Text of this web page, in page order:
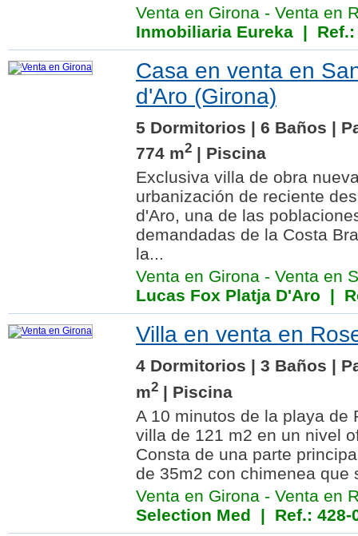
Venta en Girona - Venta en
Inmobiliaria Eureka | Ref.:
Casa en venta en
d'Aro (Girona)
5 Dormitorios | 6 Baños |
774 m2 | Piscina
Exclusiva villa de obra
urbanización de reciente
d'Aro, una de las
demandadas de la Costa
la...
Venta en Girona - Venta en
Lucas Fox Platja D'Aro |
Villa en venta en
4 Dormitorios | 3 Baños |
m2 | Piscina
A 10 minutos de la playa de
villa de 121 m2 en un nivel
Consta de una parte
de 35m2 con chimenea que
Venta en Girona - Venta en
Selection Med | Ref.: 428-